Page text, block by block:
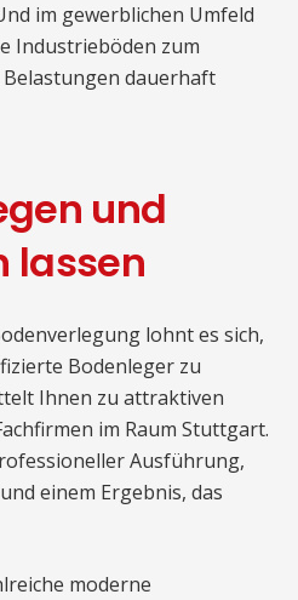
im gewerblichen Umfeld
Industrieböden zum
Belastungen dauerhaft
und
lassen
lohnt es sich,
Bodenleger zu
Ihnen zu attraktiven
im Raum Stuttgart.
Ausführung,
einem Ergebnis, das
moderne